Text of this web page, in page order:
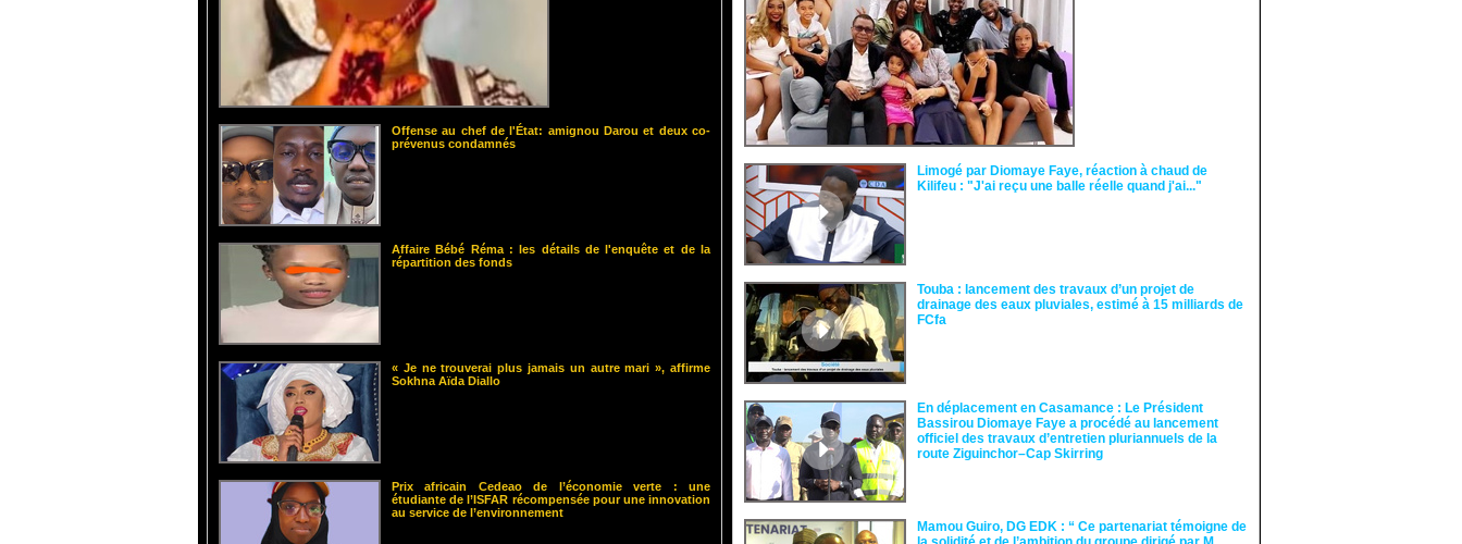
Offense au chef de l'État: amignou Darou et deux co-
prévenus condamnés
Affaire Bébé Réma : les détails de l'enquête et de la
répartition des fonds
« Je ne trouverai plus jamais un autre mari », affirme
Sokhna Aïda Diallo
Prix africain Cedeao de l’économie verte : une
étudiante de l’ISFAR récompensée pour une innovation
au service de l’environnement
Limogé par Diomaye Faye, réaction à chaud de
Kilifeu : "J'ai reçu une balle réelle quand j'ai..."
Touba : lancement des travaux d’un projet de
drainage des eaux pluviales, estimé à 15 milliards de
FCfa ‎
En déplacement en Casamance : Le Président
Bassirou Diomaye Faye a procédé au lancement
officiel des travaux d’entretien pluriannuels de la
route Ziguinchor–Cap Skirring
Mamou Guiro, DG EDK : “ Ce partenariat témoigne de